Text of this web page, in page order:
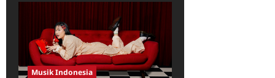
Musik Indonesia